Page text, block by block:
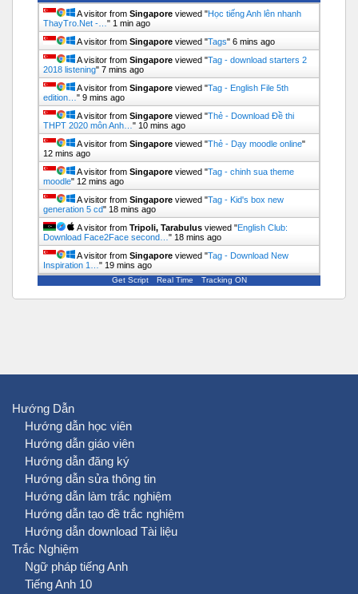
A visitor from Singapore viewed "Học tiếng Anh lên nhanh
ThayTro.Net -… " 1 min ago
A visitor from Singapore viewed "Tags" 6 mins ago
A visitor from Singapore viewed "Tag - download starters 2
2018 listening" 7 mins ago
A visitor from Singapore viewed "Tag - English File 5th
edition… " 9 mins ago
A visitor from Singapore viewed "Thẻ - Download Đề thi
THPT 2020 môn Anh… " 10 mins ago
A visitor from Singapore viewed "Thẻ - Dạy moodle online"
12 mins ago
A visitor from Singapore viewed "Tag - chinh sua theme
moodle" 12 mins ago
A visitor from Singapore viewed "Tag - Kid's box new
generation 5 cd" 18 mins ago
A visitor from Tripoli, Tarabulus viewed "English Club:
Download Face2Face second… " 18 mins ago
A visitor from Singapore viewed "Tag - Download New
Inspiration 1… " 19 mins ago
Get Script Real Time Tracking ON
Hướng Dẫn
Hướng dẫn học viên
Hướng dẫn giáo viên
Hướng dẫn đăng ký
Hướng dẫn sửa thông tin
Hướng dẫn làm trắc nghiệm
Hướng dẫn tạo đề trắc nghiệm
Hướng dẫn download Tài liệu
Trắc Nghiệm
Ngữ pháp tiếng Anh
Tiếng Anh 10